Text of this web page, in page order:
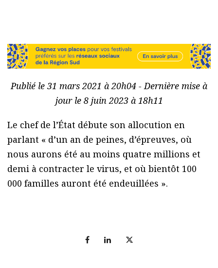
Publié le 31 mars 2021 à 20h04 - Dernière mise à
jour le 8 juin 2023 à 18h11
Le chef de l’État débute son allocution en
parlant « d’un an de peines, d’épreuves, où
nous aurons été au moins quatre millions et
demi à contracter le virus, et où bientôt 100
000 familles auront été endeuillées ».